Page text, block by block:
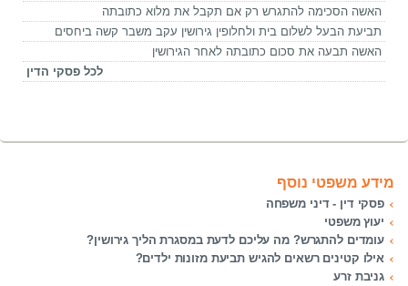
האשה הסכימה להתגרש רק אם תקבל את מלוא כתובתה
תביעת הבעל לשלום בית ולחלופין גירושין עקב משבר קשה ביחסים
האשה תבעה את סכום כתובתה לאחר הגירושין
לכל פסקי הדין
מידע משפטי נוסף
פסקי דין - דיני משפחה
יעוץ משפטי
עומדים להתגרש? מה עליכם לדעת במסגרת הליך גירושין?
אילו קטינים רשאים להגיש תביעת מזונות ילדים?
גניבת זרע